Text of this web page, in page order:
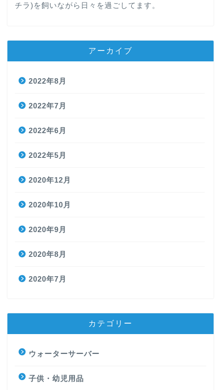
チラ)を飼いながら日々を過ごしてます。
アーカイブ
2022年8月
2022年7月
2022年6月
2022年5月
2020年12月
2020年10月
2020年9月
2020年8月
2020年7月
カテゴリー
ウォーターサーバー
子供・幼児用品